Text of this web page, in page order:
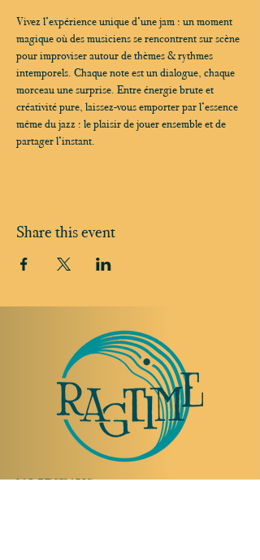
Vivez l’expérience unique d’une jam : un moment
magique où des musiciens se rencontrent sur scène
pour improviser autour de thèmes & rythmes
intemporels. Chaque note est un dialogue, chaque
morceau une surprise. Entre énergie brute et
créativité pure, laissez-vous emporter par l’essence
même du jazz : le plaisir de jouer ensemble et de
partager l’instant.
Share this event
TO VISIT US